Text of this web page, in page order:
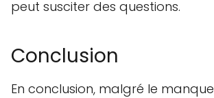
peut susciter des questions.
Conclusion
En conclusion, malgré le manque